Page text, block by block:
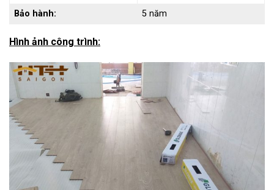
Bảo hành:
5 năm
Hình ảnh công trình: